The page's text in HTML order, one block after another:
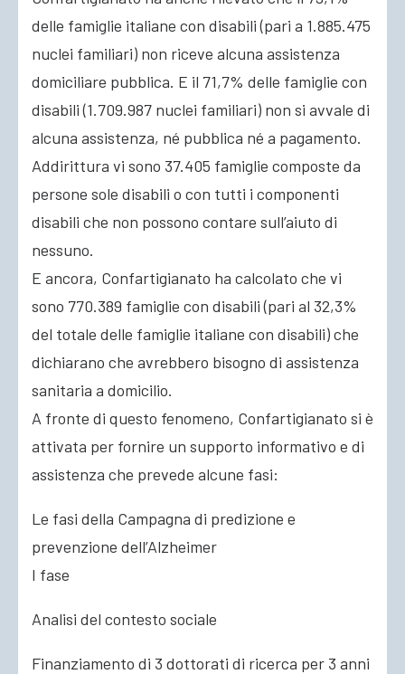
delle famiglie italiane con disabili (pari a 1.885.475
nuclei familiari) non riceve alcuna assistenza
domiciliare pubblica. E il 71,7% delle famiglie con
disabili (1.709.987 nuclei familiari) non si avvale di
alcuna assistenza, né pubblica né a pagamento.
Addirittura vi sono 37.405 famiglie composte da
persone sole disabili o con tutti i componenti
disabili che non possono contare sull’aiuto di
nessuno.
E ancora, Confartigianato ha calcolato che vi
sono 770.389 famiglie con disabili (pari al 32,3%
del totale delle famiglie italiane con disabili) che
dichiarano che avrebbero bisogno di assistenza
sanitaria a domicilio.
A fronte di questo fenomeno, Confartigianato si è
attivata per fornire un supporto informativo e di
assistenza che prevede alcune fasi:
Le fasi della Campagna di predizione e
prevenzione dell’Alzheimer
I fase
Analisi del contesto sociale
Finanziamento di 3 dottorati di ricerca per 3 anni